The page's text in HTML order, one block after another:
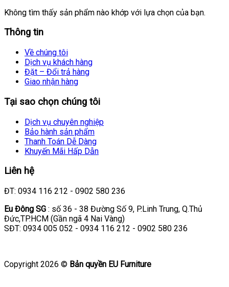
Không tìm thấy sản phẩm nào khớp với lựa chọn của bạn.
Thông tin
Về chúng tôi
Dịch vụ khách hàng
Đặt – Đổi trả hàng
Giao nhận hàng
Tại sao chọn chúng tôi
Dịch vụ chuyên nghiệp
Bảo hành sản phẩm
Thanh Toán Dễ Dàng
Khuyến Mãi Hấp Dẫn
Liên hệ
ĐT: 0934 116 212 - 0902 580 236
Eu Đông SG : số 36 - 38 Đường Số 9, P.Linh Trung, Q.Thủ
Đức,TP.HCM (Gần ngã 4 Nai Vàng)
SĐT: 0934 005 052 - 0934 116 212 - 0902 580 236
Copyright 2026 © Bản quyền EU Furniture